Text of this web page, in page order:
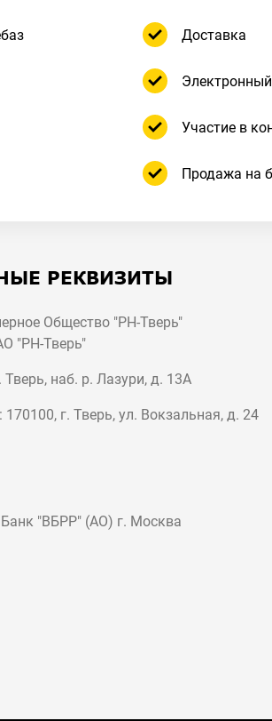
Доставка
Участие в
Продажа на
РЕКВИЗИТЫ
Общество "РН-Тверь"
"РН-Тверь"
наб. р. Лазури, д. 13А
г. Тверь, ул. Вокзальная, д. 24
"ВБРР" (АО) г. Москва